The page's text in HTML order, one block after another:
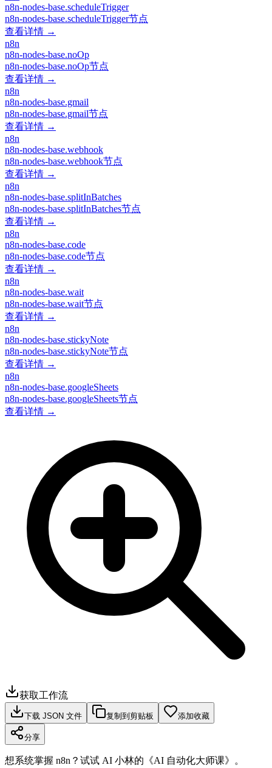
n8n-nodes-base.scheduleTrigger
n8n-nodes-base.scheduleTrigger节点
查看详情 →
n8n
n8n-nodes-base.noOp
n8n-nodes-base.noOp节点
查看详情 →
n8n
n8n-nodes-base.gmail
n8n-nodes-base.gmail节点
查看详情 →
n8n
n8n-nodes-base.webhook
n8n-nodes-base.webhook节点
查看详情 →
n8n
n8n-nodes-base.splitInBatches
n8n-nodes-base.splitInBatches节点
查看详情 →
n8n
n8n-nodes-base.code
n8n-nodes-base.code节点
查看详情 →
n8n
n8n-nodes-base.wait
n8n-nodes-base.wait节点
查看详情 →
n8n
n8n-nodes-base.stickyNote
n8n-nodes-base.stickyNote节点
查看详情 →
n8n
n8n-nodes-base.googleSheets
n8n-nodes-base.googleSheets节点
查看详情 →
获取工作流
下载 JSON 文件 复制到剪贴板 添加收藏
分享
想系统掌握 n8n？试试 AI 小林的《AI 自动化大师课》。